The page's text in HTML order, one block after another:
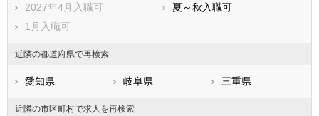
2027年4月入職可
夏～秋入職可
1月入職可
近隣の都道府県で再検索
愛知県 岐阜県 三重県
近隣の市区町村で求人を再検索